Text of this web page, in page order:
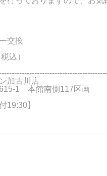
交換
込）
加古川店
1 本館南側117区画
19:30】